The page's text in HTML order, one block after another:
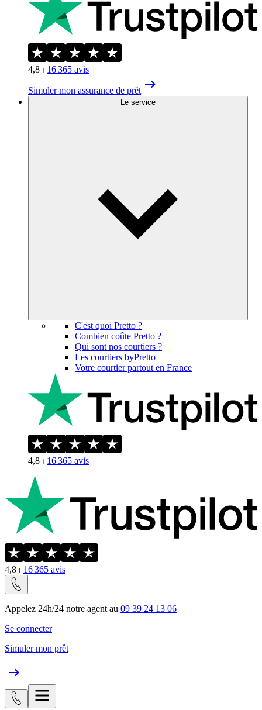
4,8 ⏐ 16 365 avis
Simuler mon assurance de prêt
Le service
C'est quoi Pretto ?
Combien coûte Pretto ?
Qui sont nos courtiers ?
Les courtiers byPretto
Votre courtier partout en France
4,8 ⏐ 16 365 avis
4,8 ⏐ 16 365 avis
Appelez 24h/24 notre agent au 09 39 24 13 06
Se connecter
Simuler mon prêt